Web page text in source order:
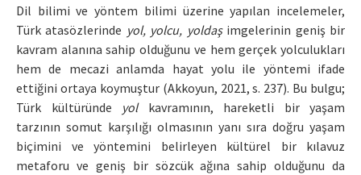
Dil bilimi ve yöntem bilimi üzerine yapılan incelemeler,
Türk atasözlerinde yol, yolcu, yoldaşimgelerinin geniş bir
kavram alanına sahip olduğunu ve hem gerçek yolculukları
hem de mecazi anlamda hayat yolu ile yöntemi ifade
ettiğini ortaya koymuştur (Akkoyun, 2021, s. 237). Bu bulgu;
Türk kültüründe yolkavramının, hareketli bir yaşam
tarzının somut karşılığı olmasının yanı sıra doğru yaşam
biçimini ve yöntemini belirleyen kültürel bir kılavuz
metaforu ve geniş bir sözcük ağına sahip olduğunu da